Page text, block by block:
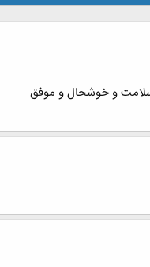
و خوشحال و موفق